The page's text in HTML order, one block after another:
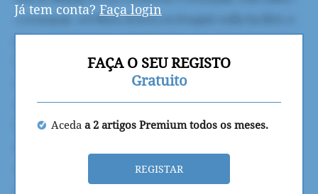
Já tem conta? Faça login
FAÇA O SEU REGISTO
Gratuito
Aceda a 2 artigos Premium todos os meses.
REGISTAR